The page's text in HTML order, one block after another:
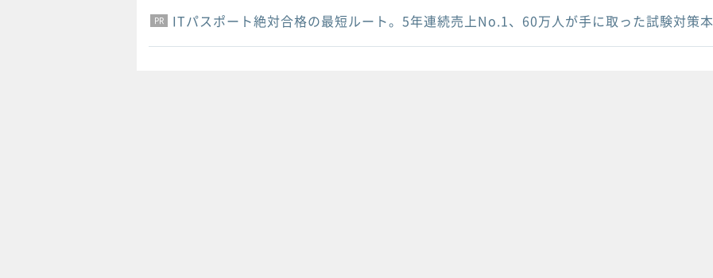
PR
PR
PR ITパスポート絶対合格の最短ルート。5年連続売上No.1、60万人が手に取った試験対策本